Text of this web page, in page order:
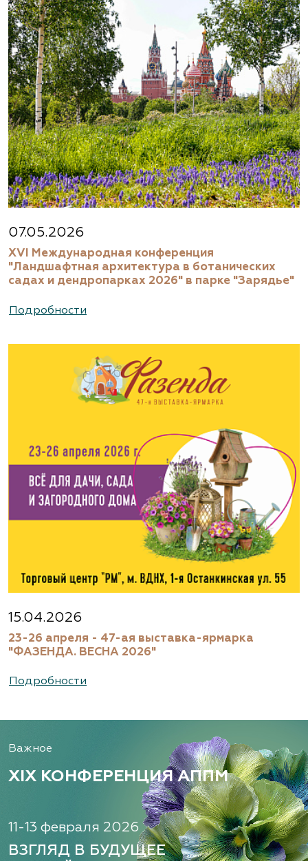
07.05.2026
XVI Международная конференция
"Ландшафтная архитектура в ботанических
садах и дендропарках 2026" в парке "Зарядье"
Подробности
15.04.2026
23-26 апреля - 47-ая выставка-ярмарка
"ФАЗЕНДА. ВЕСНА 2026"
Подробности
Важное
XIX КОНФЕРЕНЦИЯ АППМ
11-13 февраля 2026
ВЗГЛЯД В БУДУЩЕЕ